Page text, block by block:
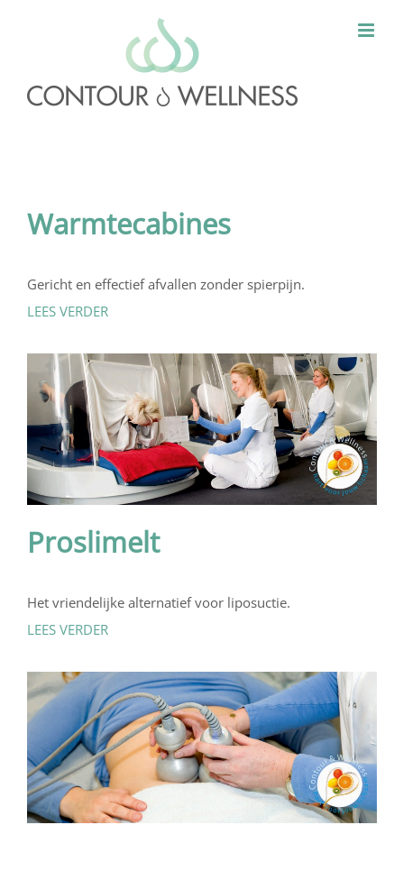
Warmtecabines
Gericht en effectief afvallen zonder spierpijn.
LEES VERDER
Proslimelt
Het vriendelijke alternatief voor liposuctie.
LEES VERDER